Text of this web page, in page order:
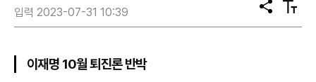
입력 2023-07-31 10:39
공
유
텍
스
이재명 10월 퇴진론 반박